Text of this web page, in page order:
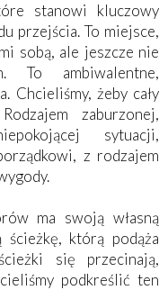
stanowi kluczowy
przejścia. To miejsce,
sobą, ale jeszcze nie
To ambiwalentne,
Chcieliśmy, żeby cały
zaburzonej,
sytuacji,
z rodzajem
ma swoją własną
którą podąża
się przecinają,
podkreślić ten